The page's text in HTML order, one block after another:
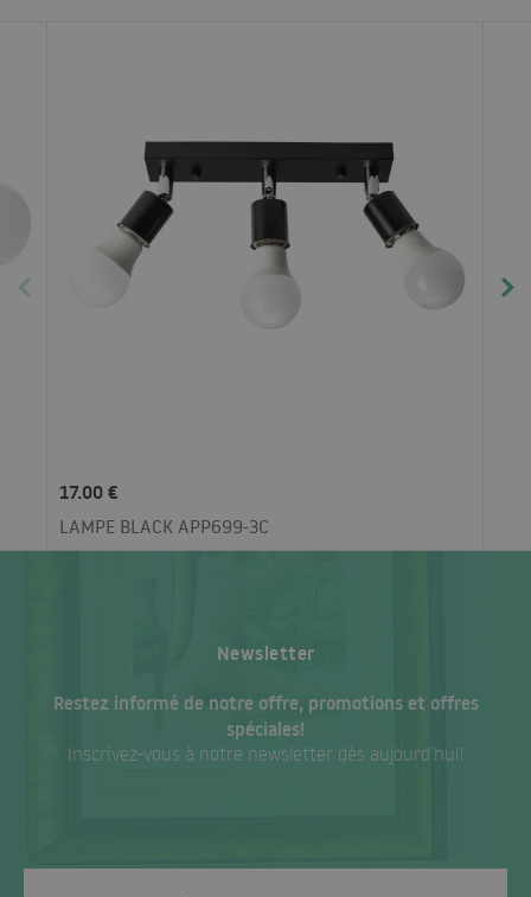
17.00 €
LAMPE BLACK APP699-3C
Newsletter
Restez informé de notre offre, promotions et offres
spéciales!
Inscrivez-vous à notre newsletter dès aujourd’hui!